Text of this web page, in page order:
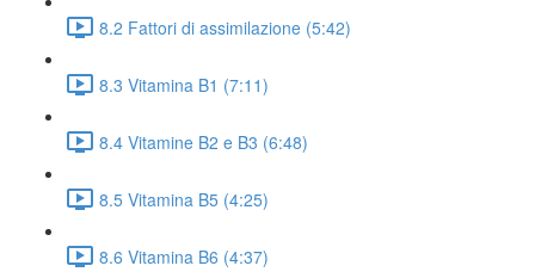
8.2 Fattori di assimilazione (5:42)
8.3 Vitamina B1 (7:11)
8.4 Vitamine B2 e B3 (6:48)
8.5 Vitamina B5 (4:25)
8.6 Vitamina B6 (4:37)